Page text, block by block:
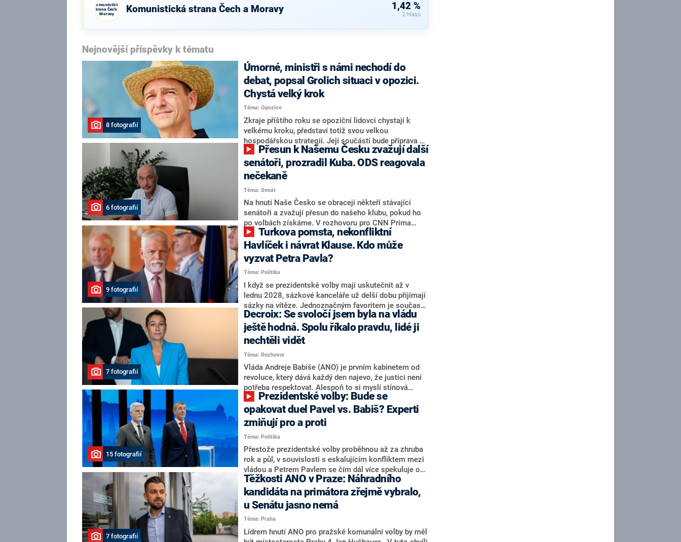
Komunistická
strana Čech a
Moravy
Komunistická strana Čech a Moravy 1,42 %
2 hlasů
Nejnovější příspěvky k tématu
8 fotografií
Úmorné, ministři s námi nechodí do
debat, popsal Grolich situaci v opozici.
Chystá velký krok
Téma: Opozice
Zkraje příštího roku se opoziční lidovci chystají k
velkému kroku, představí totiž svou velkou
hospodářskou strategii. Její součástí bude příprava na
stárnutí populace, řekl ve středu na setkání s novináři
nový předseda lidovců Jan Grolich. Ten zároveň v
senátních volbách kandiduje ve Vyškově. Popsal i
aktivitu opozice, o níž vládní strany nebo političtí
komentátoři mluví jako o slabé a v defenzivě. „Je to
úmorná práce upozorňovat na chyby vlády. Ministři s
námi navíc nechodí do debat. Chceme ale ukazovat
svoje témata,“ odpověděl Grolich na dotaz CNN Prima
NEWS.
6 fotografií
senátoři, prozradil Kuba. ODS reagovala
nečekaně
Téma: Senát
Na hnutí Naše Česko se obracejí někteří stávající
senátoři a zvažují přesun do našeho klubu, pokud ho
po volbách získáme. V rozhovoru pro CNN Prima
NEWS to řekl zakladatel hnutí a jihočeský hejtman
Martin Kuba. Konkrétní nebyl, ale získat by takto mohl
například senátora Zdeňka Hrabu, který je dnes
součástí klubu ODS a TOP 09. Hraba to na dotaz
redakce nevyloučil. Předseda klubu senátorů ODS
Zdeněk Nytra redakci řekl, že počítá s odchodem
některých senátorů z klubu a že Naše Česko není
nepřítel, ale soupeř.
9 fotografií
Havlíček i návrat Klause. Kdo může
vyzvat Petra Pavla?
Téma: Politika
I když se prezidentské volby mají uskutečnit až v
lednu 2028, sázkové kanceláře už delší dobu přijímají
sázky na vítěze. Jednoznačným favoritem je současná
hlava státu Petr Pavel. Daleko za ním pak bookmakeři
zmiňují dva výrazné politiky ANO, tedy premiéra
Andreje Babiše a ministra průmyslu Karla Havlíčka.
Oblíbeným tipem samotných sázkařů je poslanec za
Motoristy Filip Turek. Politolog Jan Kubáček nicméně
o případné kandidatuře kohokoliv ze zmíněné trojice
značně pochybuje. Podle něj současná koalice dosud
nemá osobu, která by Pavlovi mohla konkurovat.
7 fotografií
Decroix: Se svoločí jsem byla na vládu
ještě hodná. Spolu říkalo pravdu, lidé ji
nechtěli vidět
Téma: Rozhovor
Vláda Andreje Babiše (ANO) je prvním kabinetem od
revoluce, který dává každý den najevo, že justici není
potřeba respektovat. Alespoň to si myslí stínová
ministryně spravedlnosti ODS Eva Decroix. V
rozhovoru pro CNN Prima NEWS si nebrala servítky
ohledně politického výkonu svého nástupce Jeronýma
Tejce (za ANO) či vládní zmocněnkyně pro lidská
práva Taťány Malé (ANO). Označením „svoloč“ na
adresu vlády prý byla ještě hodná. Decroix se také
vrátila k volební porážce koalice Spolu či promluvila o
hnutí Naše Česko Martina Kuby.
15 fotografií
opakovat duel Pavel vs. Babiš? Experti
zmiňují pro a proti
Téma: Politika
Přestože prezidentské volby proběhnou až za zhruba
rok a půl, v souvislosti s eskalujícím konfliktem mezi
vládou a Petrem Pavlem se čím dál více spekuluje o
tom, koho by do bitvy o Hrad mohla vyslat současná
koalice. Někteří političtí komentátoři znovu vytahují
jméno premiéra Andreje Babiše (ANO). Jak moc je
pravděpodobné, že se v prezidentských volbách 2028
bude znovu opakovat souboj z roku 2023?
7 fotografií
Těžkosti ANO v Praze: Náhradního
kandidáta na primátora zřejmě vybralo,
u Senátu jasno nemá
Téma: Praha
Lídrem hnutí ANO pro pražské komunální volby by měl